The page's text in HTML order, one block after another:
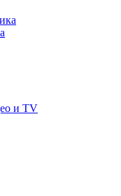
и TV